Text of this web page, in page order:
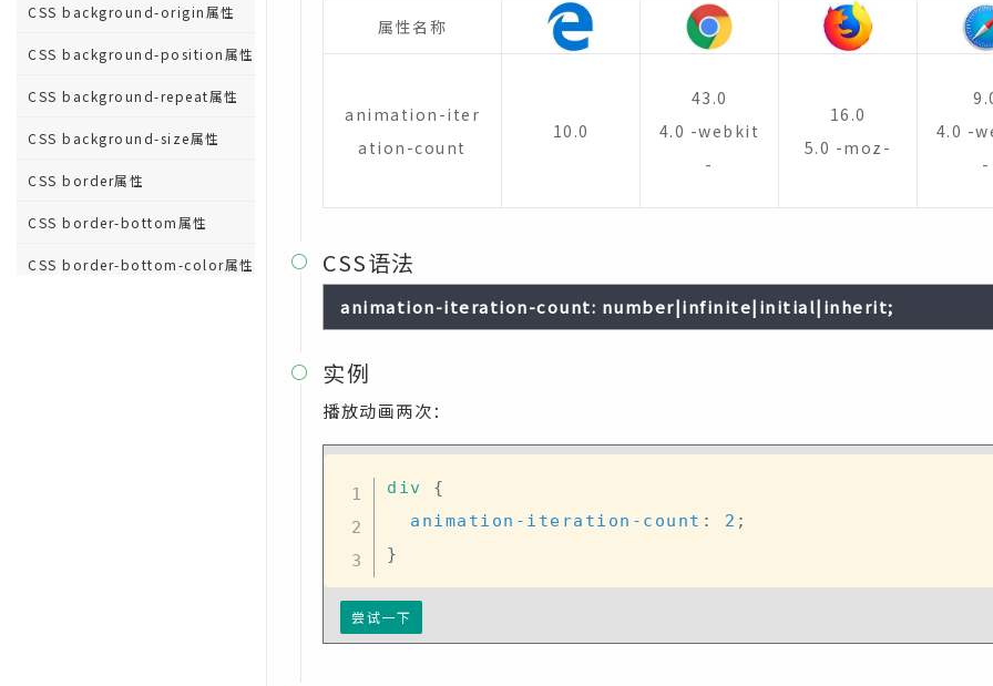
CSS background-origin属性
CSS background-position属性
CSS background-repeat属性
CSS background-size属性
CSS border属性
CSS border-bottom属性
CSS border-bottom-color属性
属性名称
animation-iter
ation-count
10.0
43.0
4.0 -webkit
-
16.0
5.0 -moz-
4.0 -
-
 CSS语法
animation-iteration-count: number|infinite|initial|inherit;
 实例
播放动画两次：
div
{
animation-iteration-count : 2 ;
}
尝试一下